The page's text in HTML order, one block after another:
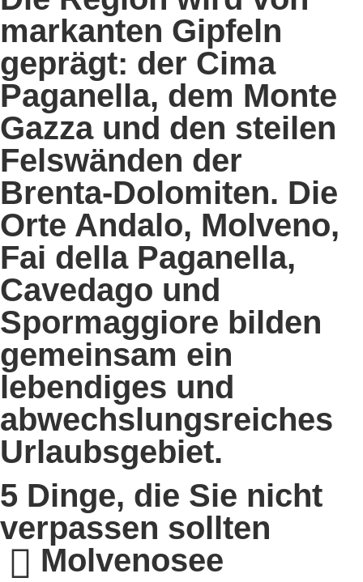
markanten Gipfeln
geprägt: der Cima
Paganella, dem Monte
Gazza und den steilen
Felswänden der
Brenta-Dolomiten. Die
Orte Andalo, Molveno,
Fai della Paganella,
Cavedago und
Spormaggiore bilden
gemeinsam ein
lebendiges und
abwechslungsreiches
Urlaubsgebiet.
5 Dinge, die Sie nicht
verpassen sollten
Molvenosee